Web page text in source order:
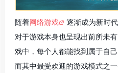
随着网络游戏
逐渐成为新时
对于游戏本身也呈现出前所未
戏中，每个人都能找到属于自
而其中最受欢迎的游戏模式之